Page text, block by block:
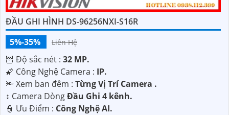
ĐẦU GHI HÌNH DS-96256NXI-S16R
5%-35%
Liên Hệ
🦉 Độ sắc nét : 32 MP.
🌠 Công Nghệ Camera : IP.
🔦 Xem ban đêm : Từng Vị Trí Camera .
↕️ Camera DòngĐầu Ghi 4 kênh.
️👮 Ưu Điểm : Công Nghệ AI.